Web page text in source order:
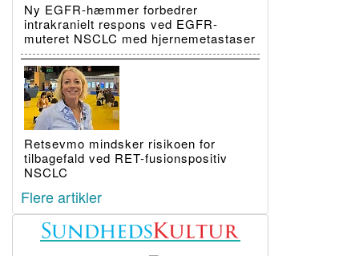
Ny EGFR-hæmmer forbedrer
intrakranielt respons ved EGFR-
muteret NSCLC med hjernemetastaser
Retsevmo mindsker risikoen for
tilbagefald ved RET-fusionspositiv
NSCLC
Flere artikler